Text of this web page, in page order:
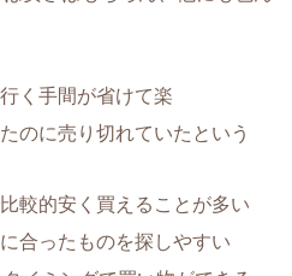
く手間が省けて楽
のに売り切れていたという
較的安く買えることが多い
合ったものを探しやすい